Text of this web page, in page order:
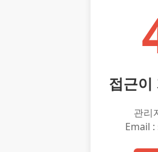
접근이
관리
Email